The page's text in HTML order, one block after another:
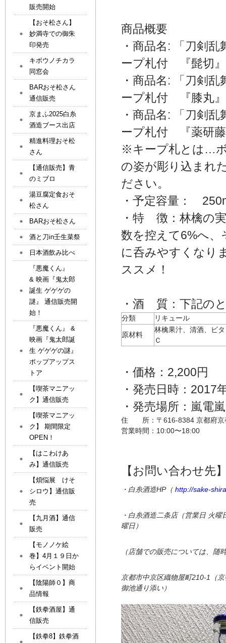
商品概要
・商品名: 「刀剣
ープ札付 『髭切
・商品名: 「刀剣
ープ札付 『膝丸
・商品名: 「刀剣
ープ札付 『薬研
※キープ札とは…
の姿が彫り込まれ
ださい。
・予定容量：
・特 徴：林檎の
数を控えて6%へ
に呑みやすくなり
ススメ！
・酒 質：下記の
分類 リキュール
原材料
林檎果汁、清酒、ビ
Ｃ
・価格：2,200円
・発売日時：2017
・発売場所：嵐
住 所： 〒616-8384 京都府
営業時間： 10:00〜18:00
【お問い合わせ先
・白糸酒造HP（ http://sake-
・白糸酒造二条店（営業日 火
曜日）
（店舗での販売については、随
京都市中京区織物屋町210-1（
御池通り添い）
販売開始
【おそ松さん】
妙満寺での御朱
印発売
キボウノチカラ
同窓会
BARおそ松さん
通信販売
京まふ2025白糸
酒造ブース出店
精進料理おそ松
さん
【通信販売】青
のミブロ
湯豆腐定食おそ
松さん
BARおそ松さん
酒と刀in壬生菜祭
日本酒飲み比べ
『悪魔くん』
& 映画『鬼太郎
誕生 ゲゲゲの
謎』 通信販売開
始！
『悪魔くん』 &
映画『鬼太郎誕
生 ゲゲゲの謎』
ポップアップス
トア
【喫茶マニアッ
ク】通信販売
【喫茶マニアッ
ク】 期間限定
OPEN！
【はこわけあ
み】通信販売
【煩悩展 けそ
シロウ】通信販
売
【九月酒】通信
販売
【モノノケ絵
巻】4月１９日か
らイベント開始
【陰陽師０】商
品情報
【鉄拳酒屋】通
信販売
【鉄拳8】鉄拳酒